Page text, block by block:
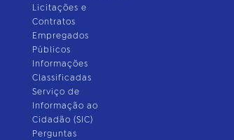
Licitações e
Contratos
Empregados
Públicos
Informações
Classificadas
Serviço de
Informação ao
Cidadão (SIC)
Perguntas